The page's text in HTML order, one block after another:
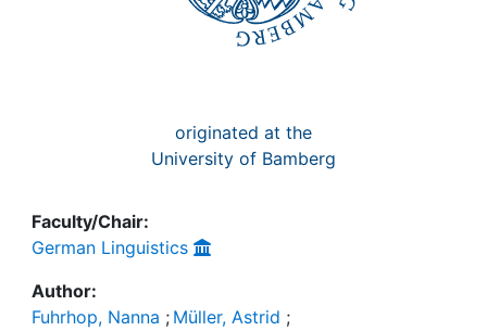
originated at the
University of Bamberg
Faculty/Chair:
German Linguistics
Author:
Fuhrhop, Nanna ; Müller, Astrid ;